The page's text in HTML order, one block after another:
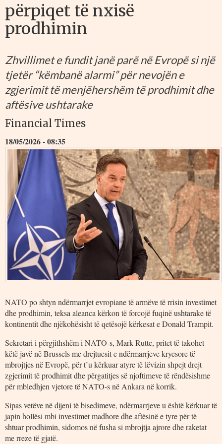
përpiqet të nxisë
prodhimin
Zhvillimet e fundit janë parë në Evropë si një
tjetër “këmbanë alarmi” për nevojën e
zgjerimit të menjëhershëm të prodhimit dhe
aftësive ushtarake
Financial Times
18/05/2026 - 08:35
NATO po shtyn ndërmarrjet evropiane të armëve të rrisin investimet
dhe prodhimin, teksa aleanca kërkon të forcojë fuqinë ushtarake të
kontinentit dhe njëkohësisht të qetësojë kërkesat e Donald Trampit.
Sekretari i përgjithshëm i NATO-s, Mark Rutte, pritet të takohet
këtë javë në Brussels me drejtuesit e ndërmarrjeve kryesore të
mbrojtjes në Evropë, për t’u kërkuar atyre të lëvizin shpejt drejt
zgjerimit të prodhimit dhe përgatitjes së njoftimeve të rëndësishme
për mbledhjen vjetore të NATO-s në Ankara në korrik.
Sipas vetëve në dijeni të bisedimeve, ndërmarrjeve u është kërkuar të
japin hollësi mbi investimet madhore dhe aftësinë e tyre për të
shtuar prodhimin, sidomos në fusha si mbrojtja ajrore dhe raketat
me rreze të gjatë.